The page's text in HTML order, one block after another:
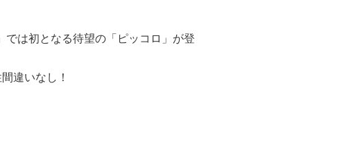
では初となる待望の「ピッコロ」が登
違いなし！